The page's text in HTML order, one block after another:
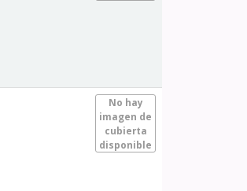
No hay
imagen de
cubierta
disponible